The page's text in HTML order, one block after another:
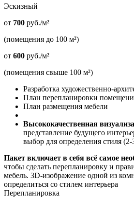
Эскизный
от 700 руб./м²
(помещения до 100 м²)
от 600 руб./м²
(помещения свыше 100 м²)
Разработка художественно-
План перепланировки
План размещения мебели
Высококачественная
представление будущего
выбор для определения стиля
Пакет включает в себя всё самое
чтобы сделать перепланировку и
мебель. 3D-изображение одной из
определиться со стилем интерьера
Перепланировка